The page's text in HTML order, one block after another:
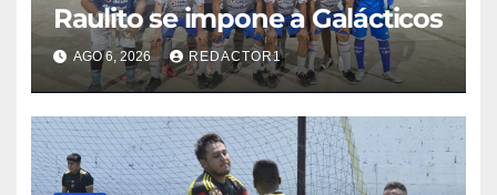
Raulito se impone a Galácticos
AGO 6, 2026 REDACTOR1